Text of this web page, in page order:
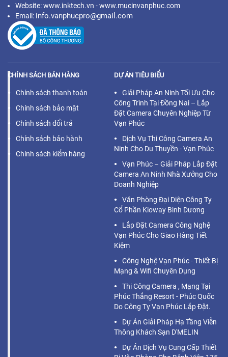
Website: www.inktech.vn - www.mucinvanphuc.com
Email: info.vanphucpro@gmail.com
CHÍNH SÁCH BÁN HÀNG
Chính sách thanh toán
Chính sách bảo mật
Chính sách đổi trả
Chính sách bảo hành
Chính sách kiểm hàng
DỰ ÁN TIÊU BIỂU
Giải Pháp An Ninh Tối Ưu Cho
Công Trình Tại Đồng Nai – Lắp
Đặt Camera Chuyên Nghiệp Từ
Vạn Phúc
Dịch Vụ Thi Công Camera An
Ninh Cho Du Thuyền - Vạn Phúc
Vạn Phúc – Giải Pháp Lắp Đặt
Camera An Ninh Nhà Xưởng Cho
Doanh Nghiệp
Văn Phòng Đại Diện Công Ty
Cổ Phần Kioway Bình Dương
Lắp Đặt Camera Công Nghệ
Vạn Phúc Cho Giao Hàng Tiết
Kiệm
Công Nghệ Vạn Phúc - Thiết Bị
Mạng & Wifi Chuyên Dụng
Thi Công Camera , Mạng Tại
Phúc Thắng Resort - Phúc Quốc
Do Công Ty Vạn Phúc Lắp Đặt.
Dự Án Giải Pháp Hạ Tầng Viễn
Thông Khách Sạn D'MELIN
Dự Án Dịch Vụ Cung Cấp Thiết